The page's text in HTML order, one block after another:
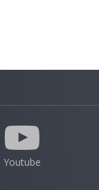
Youtube